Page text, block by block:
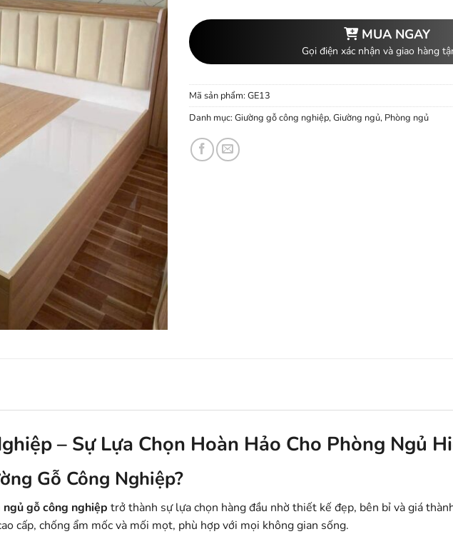
MUA NGAY
Gọi điện xác nhận và giao hàng
Mã sản phẩm: GE13
Danh mục: Giường gỗ công nghiệp,Giường ngủ, Phòng ngủ
– Sự Lựa Chọn Hoàn Hảo Cho Phòng Ngủ
Gỗ Công Nghiệp?
gỗ công nghiệp trở thành sự lựa chọn hàng đầu nhờ thiết kế đẹp, bên bỉ và giá
cấp, chống ẩm mốc và mối mọt, phù hợp với mọi không gian sống.